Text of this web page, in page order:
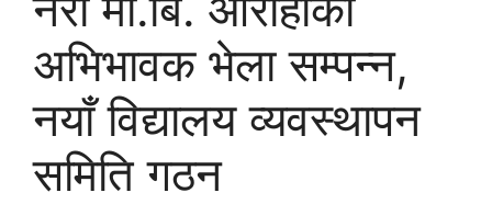
अभिभावक भेला सम्पन्न,
नयाँ विद्यालय व्यवस्थापन
समिति गठन